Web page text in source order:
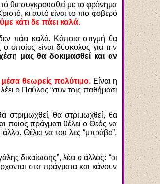
θα συγκρουσθεί με το φρόνημα
κι αυτό είναι το πιο φοβερό
κάτι δε πάει καλά.
πάει καλά. Κάποια στιγμή θα
οποίος είναι δύσκολος για την
μας θα δοκιμασθεί και αν
θεωρείς πολύτιμο. Είναι η
ο Παύλος “συν τοις παθήμασι
στριμωχθεί, θα στριμωχθεί, θα
ποιος πράγματι θέλει ο Θεός να
Θέλει να του λες “μπράβο”,
δικαίωσης”, λέει ο άλλος: “οι
στα πράγματα και κάνουν